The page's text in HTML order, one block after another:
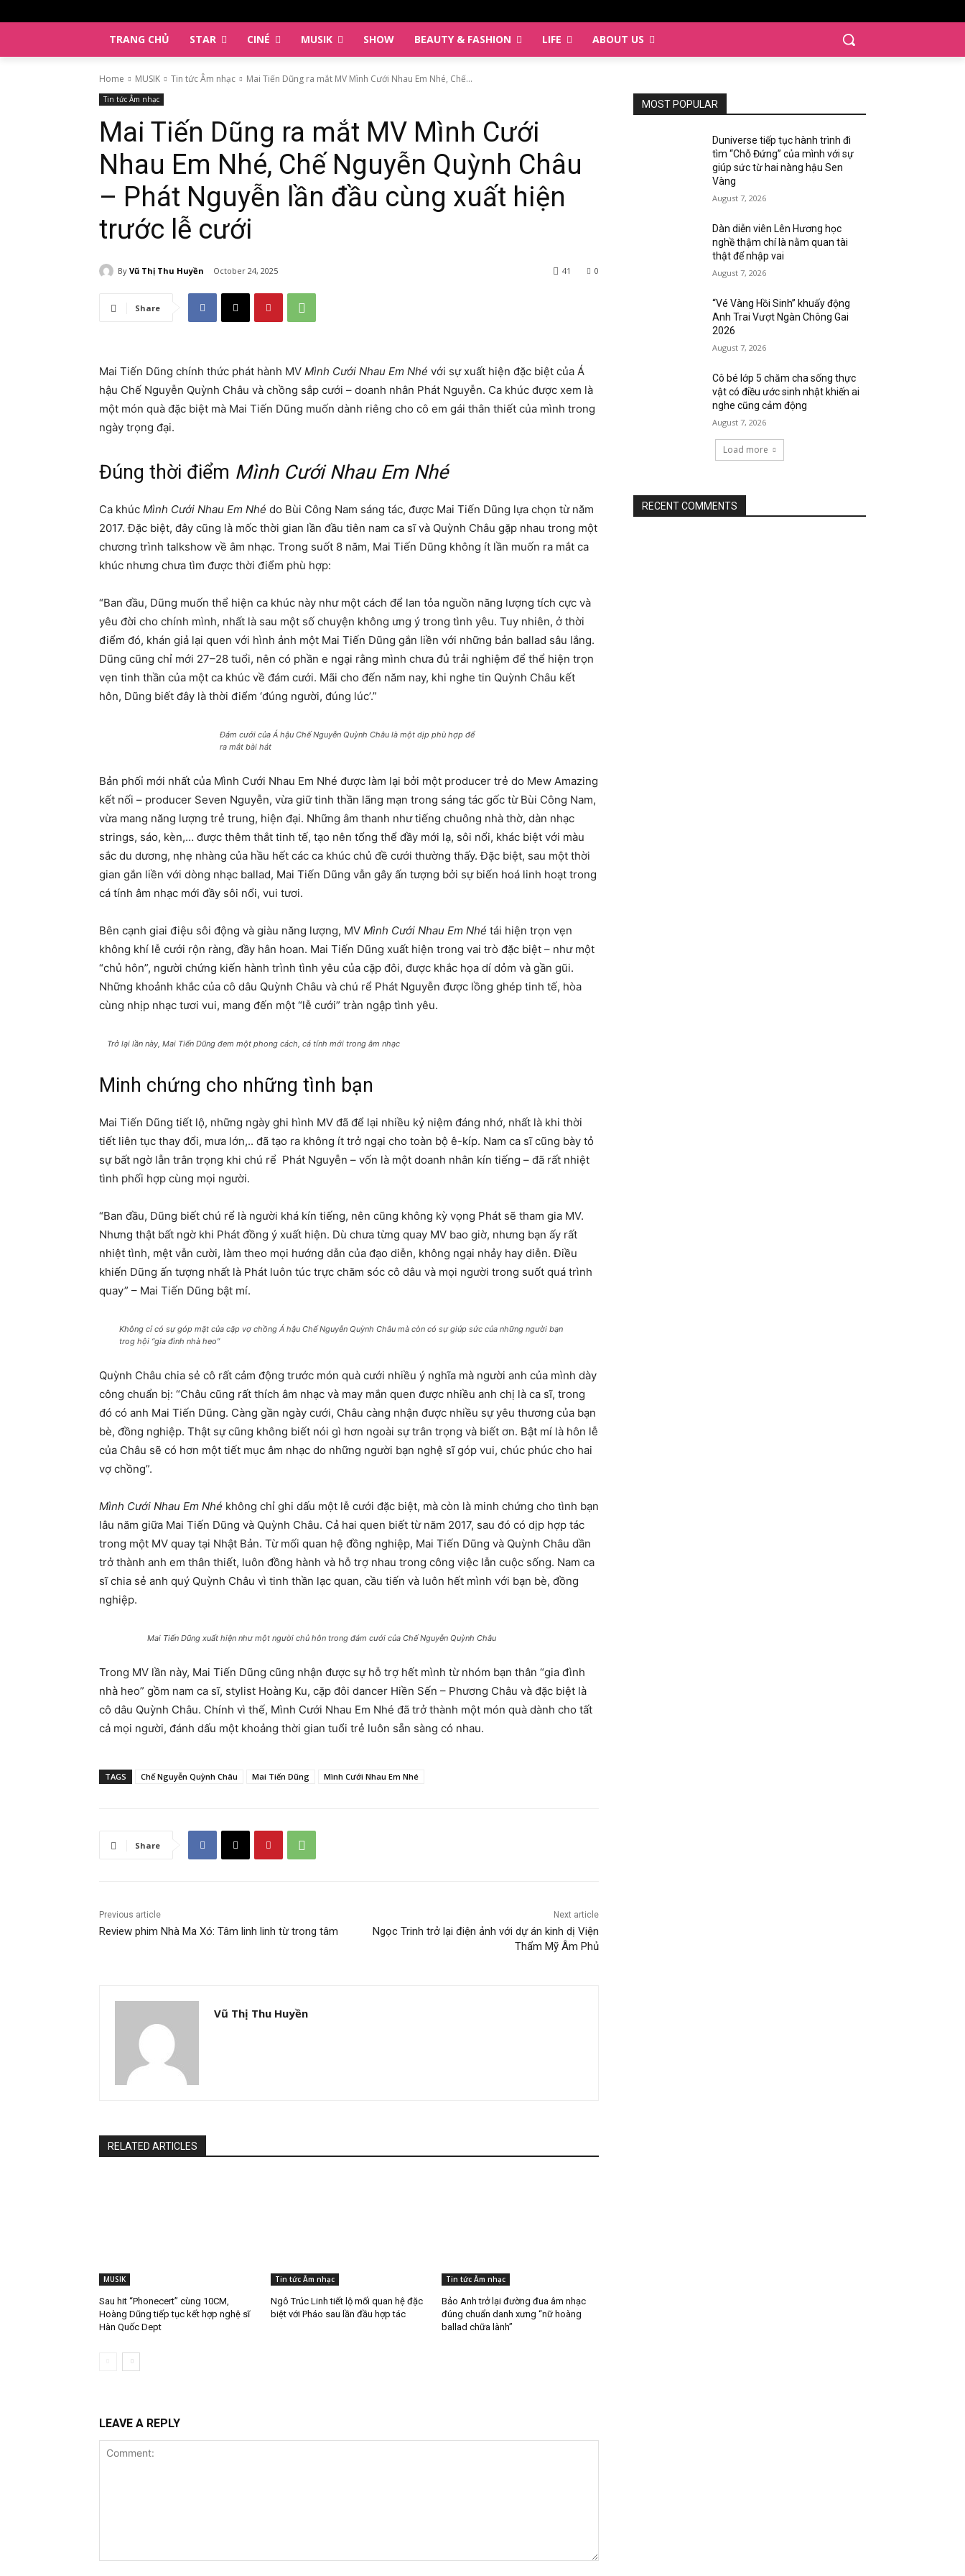
TRANG CHỦ STAR CINÉ MUSIK SHOW BEAUTY & FASHION LIFE ABOUT US
Home MUSIK Tin tức Âm nhạc Mai Tiến Dũng ra mắt MV Mình Cưới Nhau Em Nhé, Chế...
Tin tức Âm nhạc
Mai Tiến Dũng ra mắt MV Mình Cưới
Nhau Em Nhé, Chế Nguyễn Quỳnh Châu
– Phát Nguyễn lần đầu cùng xuất hiện
trước lễ cưới
By Vũ Thị Thu Huyền October 24, 2025 0
41
Share
Mai Tiến Dũng chính thức phát hành MV Mình Cưới Nhau Em Nhé với sự xuất hiện đặc biệt của Á
hậu Chế Nguyễn Quỳnh Châu và chồng sắp cưới – doanh nhân Phát Nguyễn. Ca khúc được xem là
một món quà đặc biệt mà Mai Tiến Dũng muốn dành riêng cho cô em gái thân thiết của mình trong
ngày trọng đại.
Đúng thời điểm Mình Cưới Nhau Em Nhé
Ca khúc Mình Cưới Nhau Em Nhé do Bùi Công Nam sáng tác, được Mai Tiến Dũng lựa chọn từ năm
2017. Đặc biệt, đây cũng là mốc thời gian lần đầu tiên nam ca sĩ và Quỳnh Châu gặp nhau trong một
chương trình talkshow về âm nhạc. Trong suốt 8 năm, Mai Tiến Dũng không ít lần muốn ra mắt ca
khúc nhưng chưa tìm được thời điểm phù hợp:
“Ban đầu, Dũng muốn thể hiện ca khúc này như một cách để lan tỏa nguồn năng lượng tích cực và
yêu đời cho chính mình, nhất là sau một số chuyện không ưng ý trong tình yêu. Tuy nhiên, ở thời
điểm đó, khán giả lại quen với hình ảnh một Mai Tiến Dũng gắn liền với những bản ballad sâu lắng.
Dũng cũng chỉ mới 27–28 tuổi, nên có phần e ngại rằng mình chưa đủ trải nghiệm để thể hiện trọn
vẹn tinh thần của một ca khúc về đám cưới. Mãi cho đến năm nay, khi nghe tin Quỳnh Châu kết
hôn, Dũng biết đây là thời điểm ‘đúng người, đúng lúc’.”
Đám cưới của Á hậu Chế Nguyễn Quỳnh Châu là một dịp phù hợp để
ra mắt bài hát
Bản phối mới nhất của Mình Cưới Nhau Em Nhé được làm lại bởi một producer trẻ do Mew Amazing
kết nối – producer Seven Nguyễn, vừa giữ tinh thần lãng mạn trong sáng tác gốc từ Bùi Công Nam,
vừa mang năng lượng trẻ trung, hiện đại. Những âm thanh như tiếng chuông nhà thờ, dàn nhạc
strings, sáo, kèn,… được thêm thắt tinh tế, tạo nên tổng thể đầy mới lạ, sôi nổi, khác biệt với màu
sắc du dương, nhẹ nhàng của hầu hết các ca khúc chủ đề cưới thường thấy. Đặc biệt, sau một thời
gian gắn liền với dòng nhạc ballad, Mai Tiến Dũng vẫn gây ấn tượng bởi sự biến hoá linh hoạt trong
cá tính âm nhạc mới đầy sôi nổi, vui tươi.
Bên cạnh giai điệu sôi động và giàu năng lượng, MV Mình Cưới Nhau Em Nhé tái hiện trọn vẹn
không khí lễ cưới rộn ràng, đầy hân hoan. Mai Tiến Dũng xuất hiện trong vai trò đặc biệt – như một
“chủ hôn”, người chứng kiến hành trình tình yêu của cặp đôi, được khắc họa dí dỏm và gần gũi.
Những khoảnh khắc của cô dâu Quỳnh Châu và chú rể Phát Nguyễn được lồng ghép tinh tế, hòa
cùng nhịp nhạc tươi vui, mang đến một “lễ cưới” tràn ngập tình yêu.
Trở lại lần này, Mai Tiến Dũng đem một phong cách, cá tính mới trong âm nhạc
Minh chứng cho những tình bạn
Mai Tiến Dũng tiết lộ, những ngày ghi hình MV đã để lại nhiều kỷ niệm đáng nhớ, nhất là khi thời
tiết liên tục thay đổi, mưa lớn,.. đã tạo ra không ít trở ngại cho toàn bộ ê-kíp. Nam ca sĩ cũng bày tỏ
sự bất ngờ lẫn trân trọng khi chú rể Phát Nguyễn – vốn là một doanh nhân kín tiếng – đã rất nhiệt
tình phối hợp cùng mọi người.
“Ban đầu, Dũng biết chú rể là người khá kín tiếng, nên cũng không kỳ vọng Phát sẽ tham gia MV.
Nhưng thật bất ngờ khi Phát đồng ý xuất hiện. Dù chưa từng quay MV bao giờ, nhưng bạn ấy rất
nhiệt tình, mệt vẫn cười, làm theo mọi hướng dẫn của đạo diễn, không ngại nhảy hay diễn. Điều
khiến Dũng ấn tượng nhất là Phát luôn túc trực chăm sóc cô dâu và mọi người trong suốt quá trình
quay” – Mai Tiến Dũng bật mí.
Không cỉ có sự góp mặt của cặp vợ chồng Á hậu Chế Nguyễn Quỳnh Châu mà còn có sự giúp sức của những người bạn
trog hội “gia đình nhà heo”
Quỳnh Châu chia sẻ cô rất cảm động trước món quà cưới nhiều ý nghĩa mà người anh của mình dày
công chuẩn bị: “Châu cũng rất thích âm nhạc và may mắn quen được nhiều anh chị là ca sĩ, trong
đó có anh Mai Tiến Dũng. Càng gần ngày cưới, Châu càng nhận được nhiều sự yêu thương của bạn
bè, đồng nghiệp. Thật sự cũng không biết nói gì hơn ngoài sự trân trọng và biết ơn. Bật mí là hôn lễ
của Châu sẽ có hơn một tiết mục âm nhạc do những người bạn nghệ sĩ góp vui, chúc phúc cho hai
vợ chồng”.
Mình Cưới Nhau Em Nhé không chỉ ghi dấu một lễ cưới đặc biệt, mà còn là minh chứng cho tình bạn
lâu năm giữa Mai Tiến Dũng và Quỳnh Châu. Cả hai quen biết từ năm 2017, sau đó có dịp hợp tác
trong một MV quay tại Nhật Bản. Từ mối quan hệ đồng nghiệp, Mai Tiến Dũng và Quỳnh Châu dần
trở thành anh em thân thiết, luôn đồng hành và hỗ trợ nhau trong công việc lẫn cuộc sống. Nam ca
sĩ chia sẻ anh quý Quỳnh Châu vì tinh thần lạc quan, cầu tiến và luôn hết mình với bạn bè, đồng
nghiệp.
Mai Tiến Dũng xuất hiện như một người chủ hôn trong đám cưới của Chế Nguyễn Quỳnh Châu
Trong MV lần này, Mai Tiến Dũng cũng nhận được sự hỗ trợ hết mình từ nhóm bạn thân “gia đình
nhà heo” gồm nam ca sĩ, stylist Hoàng Ku, cặp đôi dancer Hiền Sến – Phương Châu và đặc biệt là
cô dâu Quỳnh Châu. Chính vì thế, Mình Cưới Nhau Em Nhé đã trở thành một món quà dành cho tất
cả mọi người, đánh dấu một khoảng thời gian tuổi trẻ luôn sẵn sàng có nhau.
TAGS Chế Nguyễn Quỳnh Châu Mai Tiến Dũng Mình Cưới Nhau Em Nhé
Share
Previous article
Review phim Nhà Ma Xó: Tâm linh linh từ trong tâm
Next article
Ngọc Trinh trở lại điện ảnh với dự án kinh dị Viện
Thẩm Mỹ Âm Phủ
Vũ Thị Thu Huyền
RELATED ARTICLES
MUSIK
Sau hit “Phonecert” cùng 10CM,
Hoàng Dũng tiếp tục kết hợp nghệ sĩ
Hàn Quốc Dept
Tin tức Âm nhạc
Ngô Trúc Linh tiết lộ mối quan hệ đặc
biệt với Pháo sau lần đầu hợp tác
Tin tức Âm nhạc
Bảo Anh trở lại đường đua âm nhạc
đúng chuẩn danh xưng “nữ hoàng
ballad chữa lành”
LEAVE A REPLY
MOST POPULAR
Duniverse tiếp tục hành trình đi
tìm “Chỗ Đứng” của mình với sự
giúp sức từ hai nàng hậu Sen
Vàng
August 7, 2026
Dàn diễn viên Lên Hương học
nghề thậm chí là nằm quan tài
thật để nhập vai
August 7, 2026
“Vé Vàng Hồi Sinh” khuấy động
Anh Trai Vượt Ngàn Chông Gai
2026
August 7, 2026
Cô bé lớp 5 chăm cha sống thực
vật có điều ước sinh nhật khiến ai
nghe cũng cảm động
August 7, 2026
Load more
RECENT COMMENTS